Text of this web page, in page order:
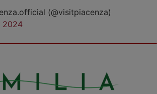
(@visitpiacenza)
2024